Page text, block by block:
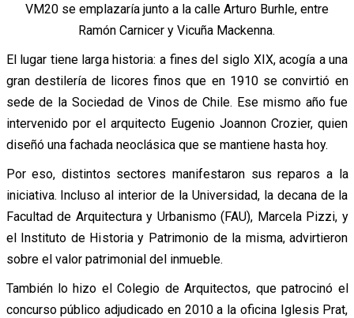
VM20 se emplazaría junto a la calle Arturo Burhle, entre
Ramón Carnicer y Vicuña Mackenna.
El lugar tiene larga historia: a fines del siglo XIX, acogía a una
gran destilería de licores finos que en 1910 se convirtió en
sede de la Sociedad de Vinos de Chile. Ese mismo año fue
intervenido por el arquitecto Eugenio Joannon Crozier, quien
diseñó una fachada neoclásica que se mantiene hasta hoy.
Por eso, distintos sectores manifestaron sus reparos a la
iniciativa. Incluso al interior de la Universidad, la decana de la
Facultad de Arquitectura y Urbanismo (FAU), Marcela Pizzi, y
el Instituto de Historia y Patrimonio de la misma, advirtieron
sobre el valor patrimonial del inmueble.
También lo hizo el Colegio de Arquitectos, que patrocinó el
concurso público adjudicado en 2010 a la oficina Iglesis Prat,